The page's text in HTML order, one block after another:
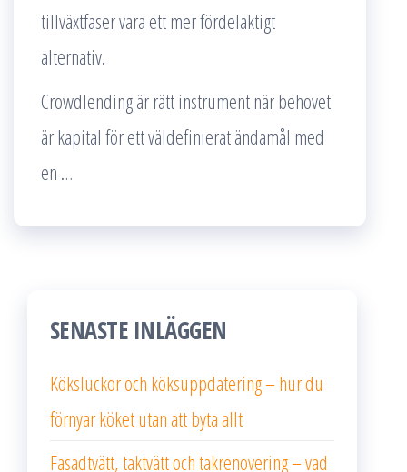
tillväxtfaser vara ett mer fördelaktigt
alternativ.
Crowdlending är rätt instrument när behovet
är kapital för ett väldefinierat ändamål med
en …
SENASTE INLÄGGEN
Köksluckor och köksuppdatering – hur du
förnyar köket utan att byta allt
Fasadtvätt, taktvätt och takrenovering – vad